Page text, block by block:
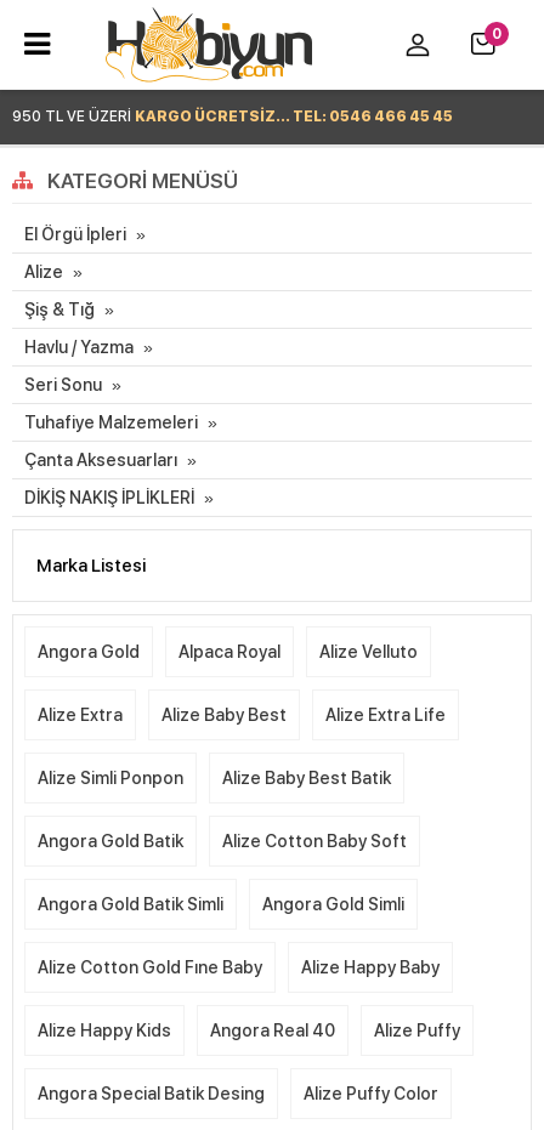
950 TL VE ÜZERİ KARGO ÜCRETSİZ... TEL: 0546 466 45 45
0
KATEGORI MENÜSÜ
El Örgü İpleri
Alize
Şiş & Tığ
Havlu / Yazma
Seri Sonu
Tuhafiye Malzemeleri
Çanta Aksesuarları
DİKİŞ NAKIŞ İPLİKLERİ
Marka Listesi
Angora Gold Alpaca Royal Alize Velluto
Alize Extra Alize Baby Best Alize Extra Life
Alize Simli Ponpon Alize Baby Best Batik
Angora Gold Batik Alize Cotton Baby Soft
Angora Gold Batik Simli Angora Gold Simli
Alize Cotton Gold Fıne Baby Alize Happy Baby
Alize Happy Kids Angora Real 40 Alize Puffy
Angora Special Batik Desing Alize Puffy Color